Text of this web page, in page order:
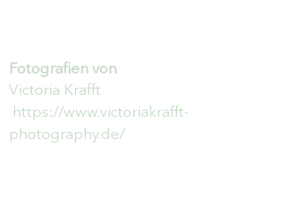
Fotografien von
Victoria Krafft
https://www.victoriakrafft-
photography.de/